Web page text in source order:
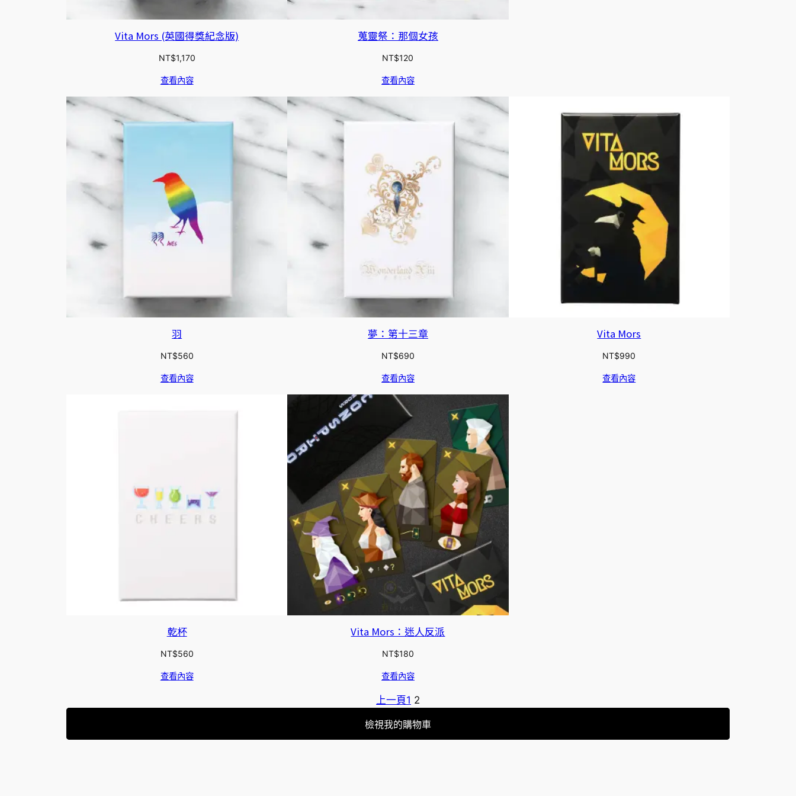
Vita Mors (英國得獎紀念版)
NT$1,170
查看內容
蒐靈祭：那個女孩
NT$120
查看內容
羽
NT$560
查看內容
夢：第十三章
NT$690
查看內容
Vita Mors
NT$990
查看內容
乾杯
NT$560
查看內容
Vita Mors：迷人反派
NT$180
查看內容
上一頁1 2
檢視我的購物車